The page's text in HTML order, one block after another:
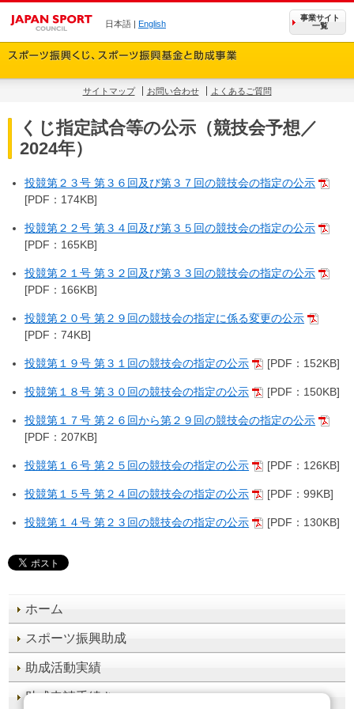
日本語 | English
事業サイト
一覧
サイトマップ お問い合わせ よくあるご質問
ホーム
スポーツ振興助成
助成活動実績
助成申請手続き
くじ指定試合等の公示（競技会予想／
2024年）
投競第２３号 第３６回及び第３７回の競技会の指定の公示
[PDF：174KB]
投競第２２号 第３４回及び第３５回の競技会の指定の公示
[PDF：165KB]
投競第２１号 第３２回及び第３３回の競技会の指定の公示
[PDF：166KB]
投競第２０号 第２９回の競技会の指定に係る変更の公示
[PDF：74KB]
投競第１９号 第３１回の競技会の指定の公示 [PDF：152KB]
投競第１８号 第３０回の競技会の指定の公示 [PDF：150KB]
投競第１７号 第２６回から第２９回の競技会の指定の公示
[PDF：207KB]
投競第１６号 第２５回の競技会の指定の公示 [PDF：126KB]
投競第１５号 第２４回の競技会の指定の公示 [PDF：99KB]
投競第１４号 第２３回の競技会の指定の公示 [PDF：130KB]